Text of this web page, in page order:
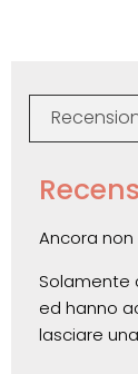
Ancora
Solamente
ed hanno
lasciare